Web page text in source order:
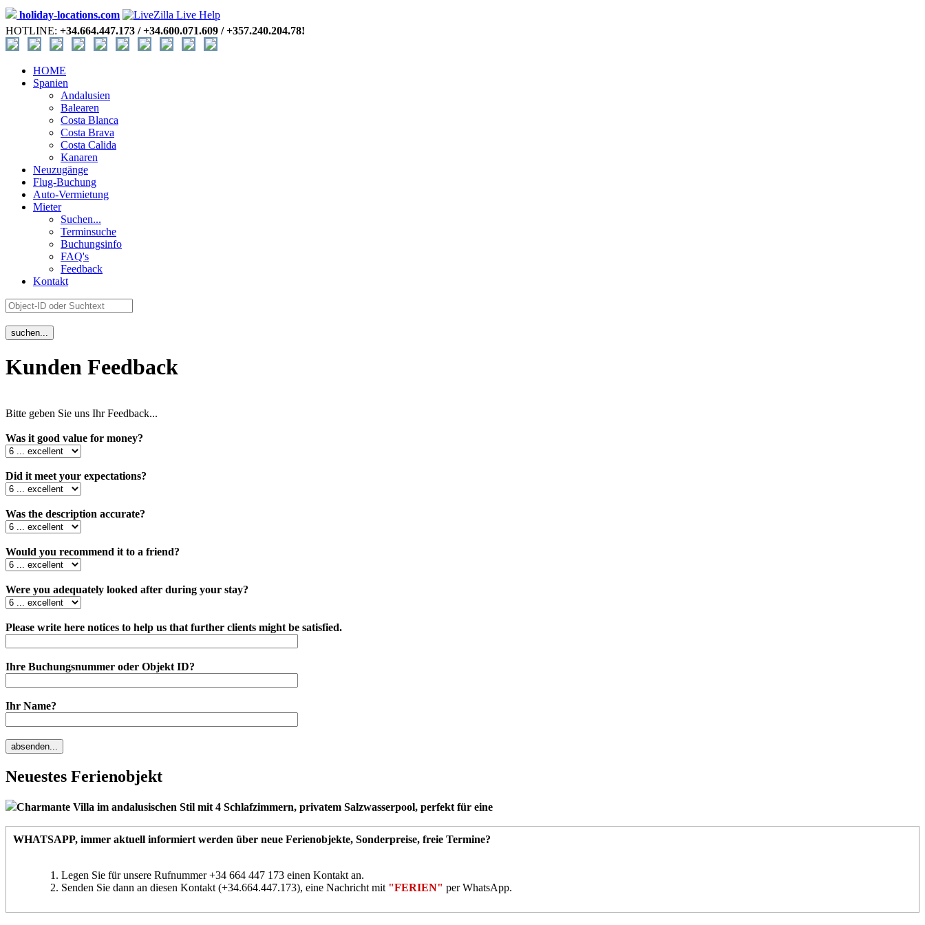
holiday-locations.com
HOTLINE: +34.664.447.173 / +34.600.071.609 / +357.240.204.78!
HOME
Spanien
Andalusien
Balearen
Costa Blanca
Costa Brava
Costa Calida
Kanaren
Neuzugänge
Flug-Buchung
Auto-Vermietung
Mieter
Suchen...
Terminsuche
Buchungsinfo
FAQ's
Feedback
Kontakt
Kunden Feedback
Bitte geben Sie uns Ihr Feedback...
Was it good value for money?
Did it meet your expectations?
Was the description accurate?
Would you recommend it to a friend?
Were you adequately looked after during your stay?
Please write here notices to help us that further clients might be satisfied.
Ihre Buchungsnummer oder Objekt ID?
Ihr Name?
Neuestes Ferienobjekt
Charmante Villa im andalusischen Stil mit 4 Schlafzimmern, privatem Salzwasserpool, perfekt für eine
WHATSAPP, immer aktuell informiert werden über neue Ferienobjekte, Sonderpreise, freie Termine?
Legen Sie für unsere Rufnummer +34 664 447 173 einen Kontakt an.
Senden Sie dann an diesen Kontakt (+34.664.447.173), eine Nachricht mit "FERIEN" per WhatsApp.